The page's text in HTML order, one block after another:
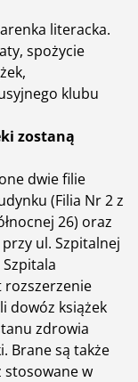
literacka.
spożycie
klubu
zostaną
dwie filie
(Filia Nr 2 z
26) oraz
ul. Szpitalnej
rozszerzenie
dowóz książek
zdrowia
Brane są także
stosowane w